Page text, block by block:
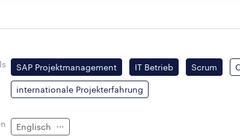
SAP Projektmanagement IT Betrieb Scrum
internationale Projekterfahrung
Englisch